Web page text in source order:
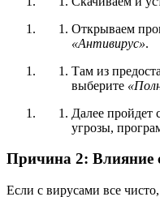
Открываем
«Антивирус».
Там из
выберите
Далее пройдет
угрозы,
Причина 2: Влияние
Если с вирусами все